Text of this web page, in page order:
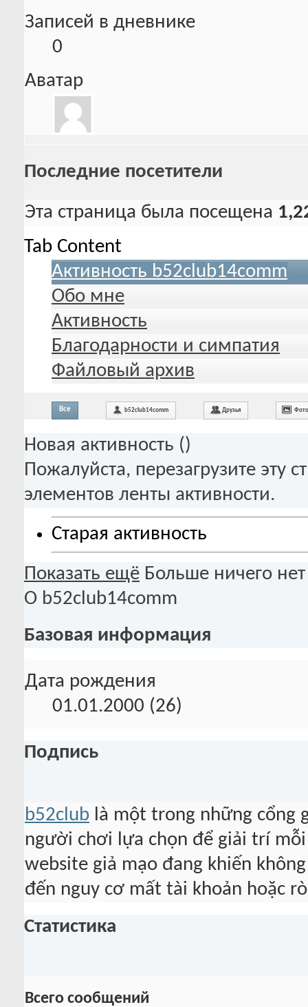
Записей в дневнике
0
Аватар
Последние посетители
Эта страница была посещена
Tab Content
Активность b52club14comm
Обо мне
Активность
Благодарности и симпатия
Файловый архив
Все b52club14comm Друзья
Новая активность ()
Пожалуйста, перезагрузите эту
элементов ленты активности.
Старая активность
Показать ещё Больше ничего нет
О b52club14comm
Базовая информация
Дата рождения
01.01.2000 (26)
Подпись
b52club là một trong những cổng
người chơi lựa chọn để giải trí mỗi
website giả mạo đang khiến
đến nguy cơ mất tài khoản hoặc
Статистика
Всего сообщений